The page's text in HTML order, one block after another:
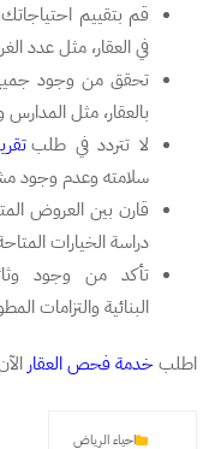
قم بتقييم
في العقار، مثل عدد
تحقق من وجود جميع
بالعقار، مثل المدارس
لا تتردد في طلب
سلامته وعدم وجود
قارن بين العروض
دراسة الخيارات
تأكد من وجود
البنائية والتزامات
اطلبخدمة فحص العقار
احياء الرياض